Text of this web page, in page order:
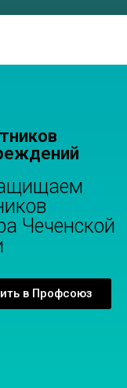
Чеченской
в Профсоюз